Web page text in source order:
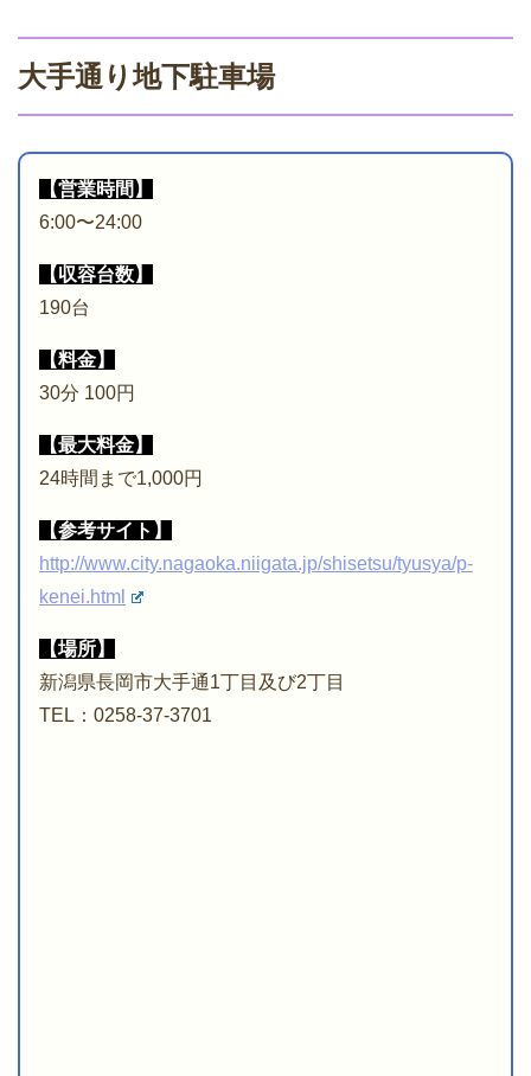
大手通り地下駐車場
【営業時間】
6:00〜24:00
【収容台数】
190台
【料金】
30分 100円
【最大料金】
24時間まで1,000円
【参考サイト】
http://www.city.nagaoka.niigata.jp/shisetsu/tyusya/p-
kenei.html
【場所】
新潟県長岡市大手通1丁目及び2丁目
TEL：0258-37-3701